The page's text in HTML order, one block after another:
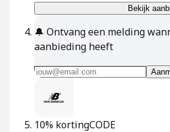
Bekijk
🔔 Ontvang een melding
aanbieding heeft
10% kortingCODE